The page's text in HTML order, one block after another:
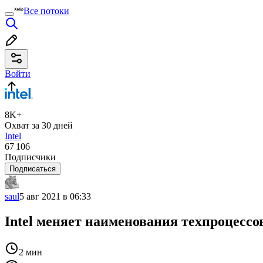
Все потоки
Войти
8K+
Охват за 30 дней
Intel
67 106
Подписчики
Подписаться
saul5 авг 2021 в 06:33
Intel меняет наименования
2 мин